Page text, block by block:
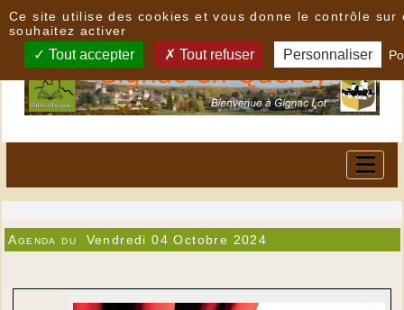
Agenda du Vendredi 04 Octobre 2024
Ce site utilise des cookies et vous donne le contrôle sur
souhaitez activer
Tout accepter Tout refuser Personnaliser